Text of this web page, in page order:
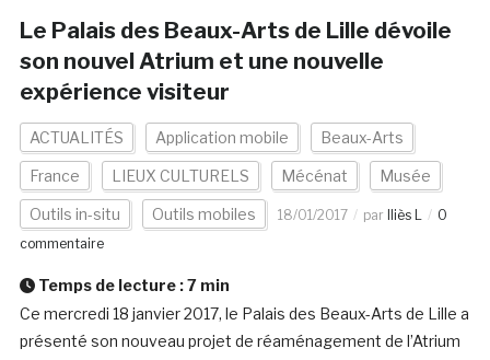
Le Palais des Beaux-Arts de Lille dévoile
son nouvel Atrium et une nouvelle
expérience visiteur
ACTUALITÉS Application mobile Beaux-Arts
France LIEUX CULTURELS Mécénat Musée
Outils in-situ Outils mobiles 18/01/2017 par Iliès L
0
commentaire
Temps de lecture :7 min
Ce mercredi 18 janvier 2017, le Palais des Beaux-Arts de Lille a
présenté son nouveau projet de réaménagement de l’Atrium